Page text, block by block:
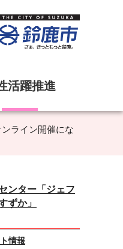
活躍推進
ライン開催にな
ンター「ジェフ
ずか」
情報